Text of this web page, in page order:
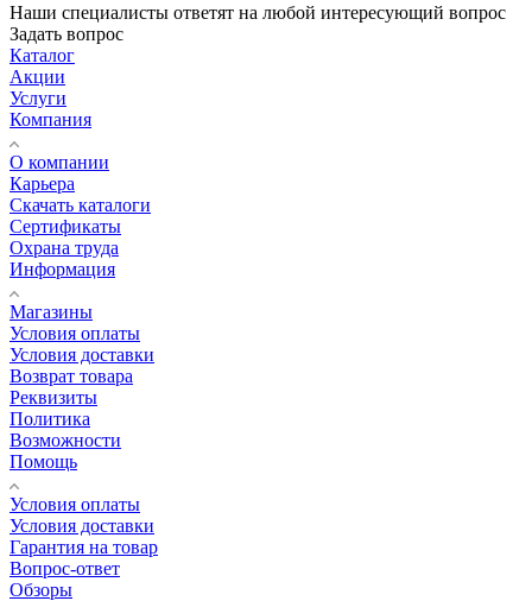
Наши специалисты ответят на любой интересующий вопрос
Задать вопрос
Каталог
Акции
Услуги
Компания
О компании
Карьера
Cкачать каталоги
Сертификаты
Охрана труда
Информация
Магазины
Условия оплаты
Условия доставки
Возврат товара
Реквизиты
Политика
Возможности
Помощь
Условия оплаты
Условия доставки
Гарантия на товар
Вопрос-ответ
Обзоры